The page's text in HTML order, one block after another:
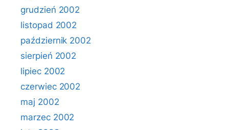
grudzień 2002
listopad 2002
październik 2002
sierpień 2002
lipiec 2002
czerwiec 2002
maj 2002
marzec 2002